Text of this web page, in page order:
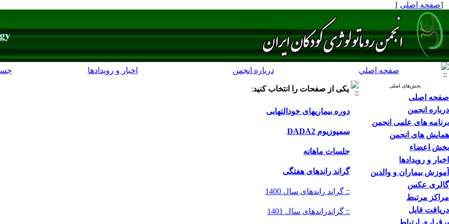
[صفحه اصلی ]
صفحه اصلي درباره انجمن اخبار و رویدادها
بخش‌های اصلی
صفحه اصلی
درباره انجمن
برنامه های علمی انجمن
همایش های انجمن
بخش اعضاء
اخبار و رویدادها
آموزش بیماران و والدین
گالری عکس
مراکز مرتبط
دریافت فایل
برقراری ارتباط
یکی از صفحات را انتخاب کنید:
دوره بیماریهای خودالتهابی
سمپوزیوم DADA2
جلسات ماهانه
گراند راندهای هفتگی
:: گراند راندهای سال 1400
:: گراندراندهای سال 1401